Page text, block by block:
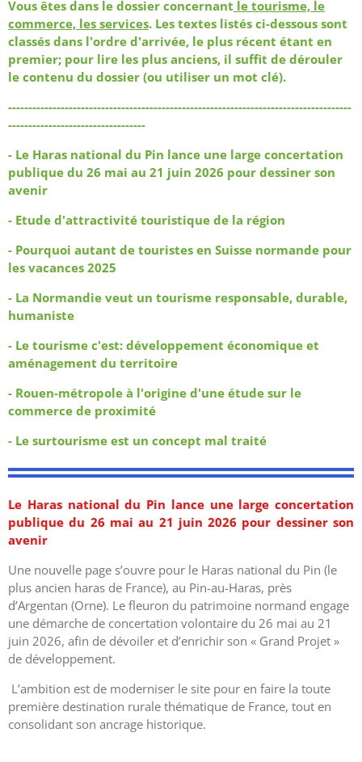
Vous êtes dans le dossier concernant le tourisme, le
commerce, les services. Les textes listés ci-dessous sont
classés dans l'ordre d'arrivée, le plus récent étant en
premier; pour lire les plus anciens, il suffit de dérouler
le contenu du dossier (ou utiliser un mot clé).
-------------------------------------------------------------------------------------
----------------------------------
- Le Haras national du Pin lance une large concertation
publique du 26 mai au 21 juin 2026 pour dessiner son
avenir
- Etude d'attractivité touristique de la région
- Pourquoi autant de touristes en Suisse normande pour
les vacances 2025
- La Normandie veut un tourisme responsable, durable,
humaniste
- Le tourisme c'est: développement économique et
aménagement du territoire
- Rouen-métropole à l'origine d'une étude sur le
commerce de proximité
- Le surtourisme est un concept mal traité
Le Haras national du Pin lance une large concertation
publique du 26 mai au 21 juin 2026 pour dessiner son
avenir
Une nouvelle page s’ouvre pour le Haras national du Pin (le
plus ancien haras de France), au Pin-au-Haras, près
d’Argentan (Orne). Le fleuron du patrimoine normand engage
une démarche de concertation volontaire du 26 mai au 21
juin 2026, afin de dévoiler et d’enrichir son « Grand Projet »
de développement.
L’ambition est de moderniser le site pour en faire la toute
première destination rurale thématique de France, tout en
consolidant son ancrage historique.